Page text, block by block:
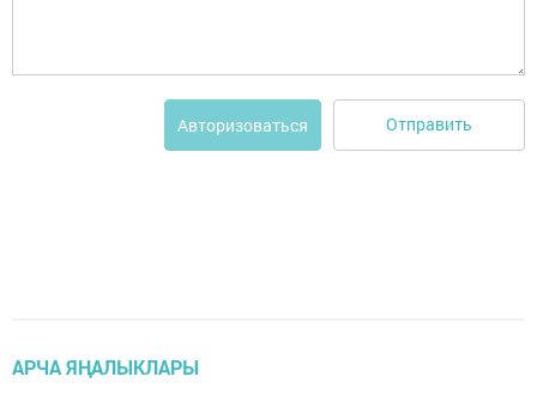
Авторизоваться Отправить
АРЧА ЯҢАЛЫКЛАРЫ